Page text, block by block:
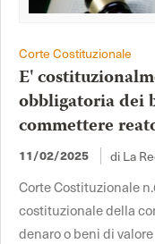
Corte Costituzionale
E'
obbligatoria dei
commettere
11/02/2025 di La
Corte Costituzionale
costituzionale della
denaro o beni di